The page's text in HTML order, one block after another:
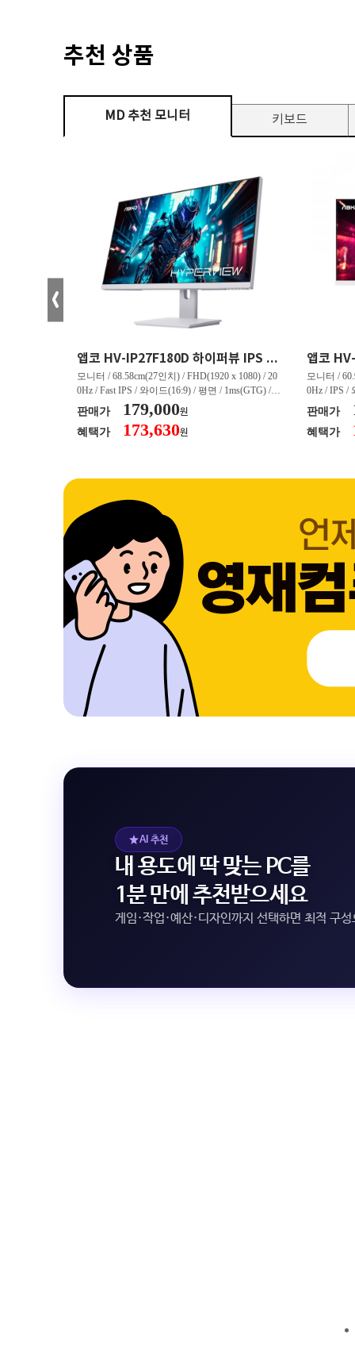
추천 상품
MD 추천 모니터 키보드
앱코 HV-IP27F180D 하이퍼뷰 IPS FHD 200 HDR 무결점
모니터 / 68.58cm(27인치) / FHD(1920 x 1080) / 20
0Hz / Fast IPS / 와이드(16:9) / 평면 / 1ms(GTG) / 3
50nit / 1,000:1 / 헤드폰 아웃 / LED 조명 / 틸트(상
하) / 6kg / [색상영역] / sRGB:128% / Adobe RGB:8
5% / DCI-P3:91% / NTSC:90% / [게임특화] / 조준
판매가 179,000원
혜택가 173,630원
모니터 /
0Hz / IPS /
50nit /
하) / 4.9kg
80% / DCI-
판매가
혜택가
AI 추천
내 용도에 딱 맞는 PC를
1분 만에 추천받으세요
게임·작업·예산·디자인까지 선택하면 최적 구